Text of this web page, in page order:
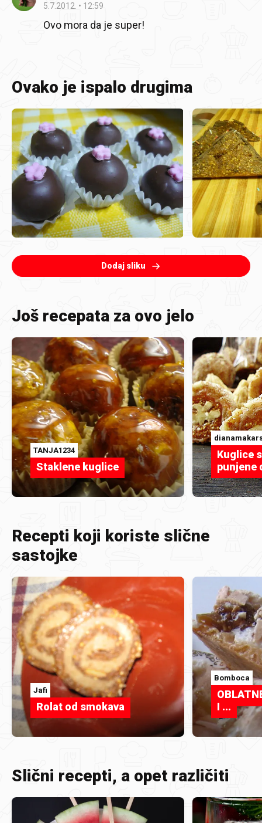
5.7.2012. 12:59
Ovo mora da je super!
Ovako je ispalo drugima
Dodaj sliku
Još recepata za ovo jelo
TANJA1234
Staklene kuglice
Kuglice
punjene
Recepti koji koriste slične
sastojke
Jafi
Rolat od smokava
Bomboca
I ...
Slični recepti, a opet različiti